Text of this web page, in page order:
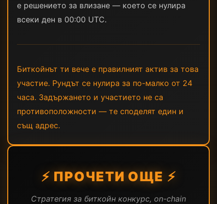
е решението за влизане — което се нулира
всеки ден в 00:00 UTC.
Биткойнът ти вече е правилният актив за това
участие. Рундът се нулира за по-малко от 24
часа. Задържането и участието не са
противоположности — те споделят един и
същ адрес.
⚡ ПРОЧЕТИ ОЩЕ ⚡
Стратегия за биткойн конкурс, on-chain